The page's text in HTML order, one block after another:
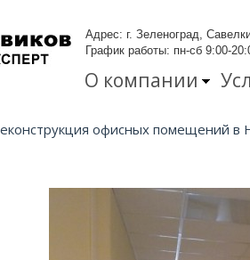
Адрес: г. Зеленоград,
График работы: пн-сб 9:00-
О компании
офисных помещений